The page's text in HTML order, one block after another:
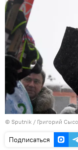
© Sputnik / Григорий
Подписаться